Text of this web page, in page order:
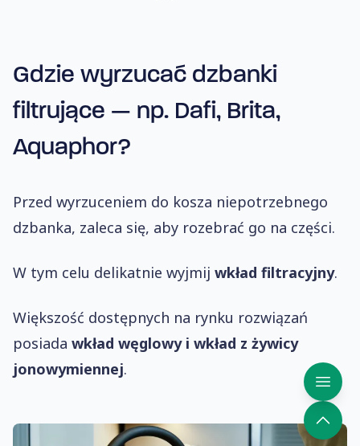
Gdzie wyrzucać dzbanki
filtrujące — np. Dafi, Brita,
Aquaphor?
Przed wyrzuceniem do kosza niepotrzebnego
dzbanka, zaleca się, aby rozebrać go na części.
W tym celu delikatnie wyjmij wkład filtracyjny.
Większość dostępnych na rynku rozwiązań
posiada wkład węglowy i wkład z żywicy
jonowymiennej.